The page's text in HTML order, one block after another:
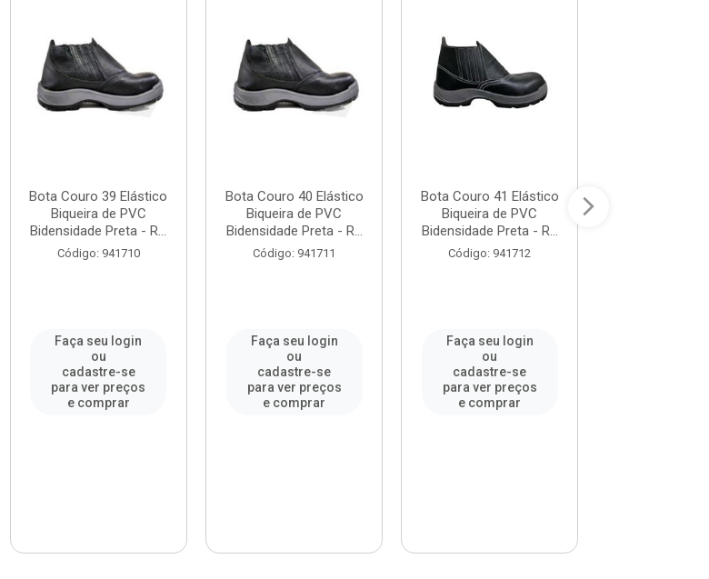
Bota Couro 39 Elástico
Biqueira de PVC
Bidensidade Preta - R...
Código: 941710
Faça seu login
ou
cadastre-se
para ver preços
e comprar
Bota Couro 40 Elástico
Biqueira de PVC
Bidensidade Preta - R...
Código: 941711
Faça seu login
ou
cadastre-se
para ver preços
e comprar
Bota Couro 41 Elástico
Biqueira de PVC
Bidensidade Preta - R...
Código: 941712
Faça seu login
ou
cadastre-se
para ver preços
e comprar